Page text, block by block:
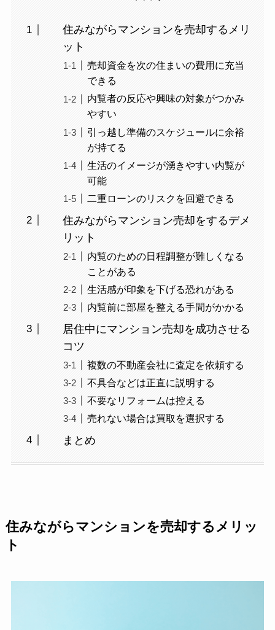
住みながらマンションを売却するメリ
ット
売却資金を次の住まいの費用に充当
できる
内覧者の反応や興味の対象がつかみ
やすい
引っ越し準備のスケジュールに余裕
が持てる
生活のイメージが湧きやすい内覧が
可能
二重ローンのリスクを回避できる
住みながらマンション売却をするデメ
リット
内覧のための日程調整が難しくなる
ことがある
生活感が印象を下げる恐れがある
内覧前に部屋を整える手間がかかる
居住中にマンション売却を成功させる
コツ
複数の不動産会社に査定を依頼する
不具合などは正直に説明する
不要なリフォームは控える
売れない場合は買取を選択する
まとめ
住みながらマンションを売却するメリッ
ト